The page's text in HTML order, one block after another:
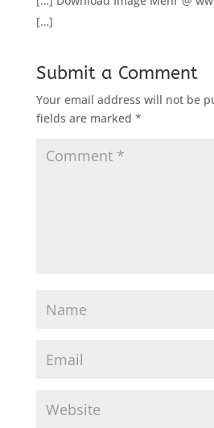
[…]
Submit a Comment
Your email address will not be
fields are marked *